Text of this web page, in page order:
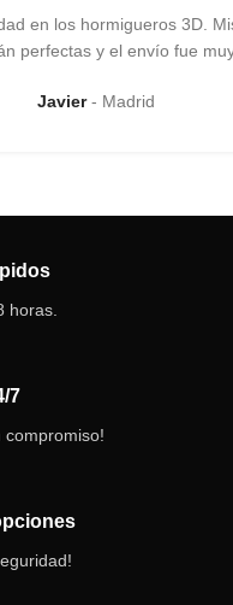
en los hormigueros 3D.
perfectas y el envío fue
Javier Madrid
horas.
7
compromiso!